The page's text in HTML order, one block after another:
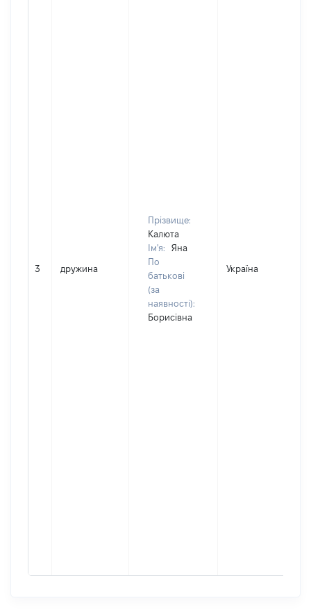
3 дружина
Прізвище:
Калюта
Ім'я:
Яна
По
батькові
(за
наявності):
Борисівна
Україна